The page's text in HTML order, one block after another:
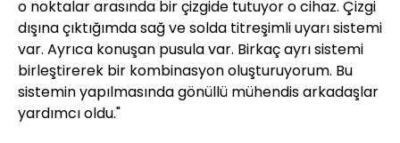
o noktalar arasında bir çizgide tutuyor o cihaz. Çizgi
dışına çıktığımda sağ ve solda titreşimli uyarı sistemi
var. Ayrıca konuşan pusula var. Birkaç ayrı sistemi
birleştirerek bir kombinasyon oluşturuyorum. Bu
sistemin yapılmasında gönüllü mühendis arkadaşlar
yardımcı oldu."